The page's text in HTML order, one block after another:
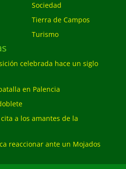
Sociedad
Tierra de Campos
Turismo
celebrada hace un siglo
en Palencia
a los amantes de la
reaccionar ante un Mojados